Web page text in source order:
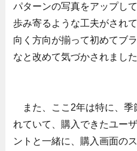
パターンの写真をアップし
歩み寄るような工夫がされ
向く方向が揃って初めてブ
なと改めて気づかされました
また、ここ2年は特に、季
れていて、購入できたユー
ントと一緒に、購入画面の